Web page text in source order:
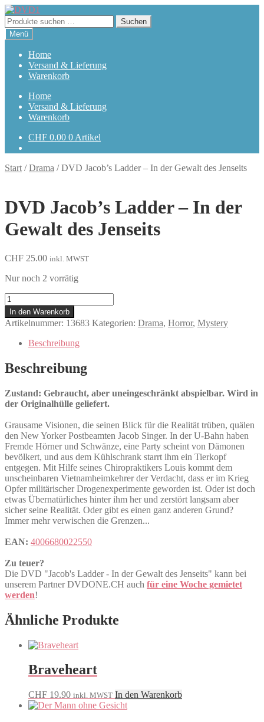
Zur
Navigation
springen
Zum
Inhalt
springen
Suchen
nach:
Suchen
Menü
Home
Versand & Lieferung
Warenkorb
Home
Versand & Lieferung
Warenkorb
CHF 0.00 0 Artikel
Start /Drama /DVD Jacob’s Ladder – In der Gewalt des Jenseits
DVD Jacob’s Ladder – In der
Gewalt des Jenseits
CHF 25.00 inkl. MWST
Nur noch 2 vorrätig
Jacob's
Ladder
-
In
Gewalt
des
Jenseits
In den Warenkorb
Artikelnummer: 13683 Kategorien: Drama, Horror, Mystery
Beschreibung
Beschreibung
Zustand: Gebraucht, aber uneingeschränkt abspielbar. Wird in
der Originalhülle geliefert.
Grausame Visionen, die seinen Blick für die Realität trüben, quälen
den New Yorker Postbeamten Jacob Singer. In der U-Bahn haben
Fremde Hörner und Schwänze, eine Party scheint von Dämonen
bevölkert, und aus dem Kühlschrank starrt ihm ein Tierkopf
entgegen. Mit Hilfe seines Chiropraktikers Louis kommt dem
unscheinbaren Vietnamheimkehrer der Verdacht, dass er im Krieg
Opfer militärischer Drogenexperimente geworden ist. Oder ist doch
etwas Übernatürliches hinter ihm her und zerstört langsam aber
sicher seine Realität. Oder gibt es einen ganz anderen Grund?
Immer mehr verwischen die Grenzen...
EAN: 4006680022550
Zu teuer?
Die DVD "Jacob's Ladder - In der Gewalt des Jenseits" kann bei
unserem Partner DVDONE.CH auch für eine Woche gemietet
werden!
Ähnliche Produkte
Braveheart
CHF 19.90 inkl. MWST In den Warenkorb